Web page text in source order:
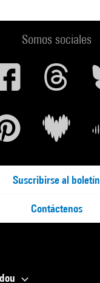
Somos sociales
Suscribirse al boletín
Contáctenos